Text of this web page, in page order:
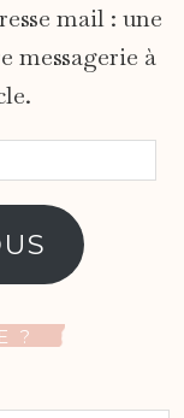
mail : une
messagerie à
?